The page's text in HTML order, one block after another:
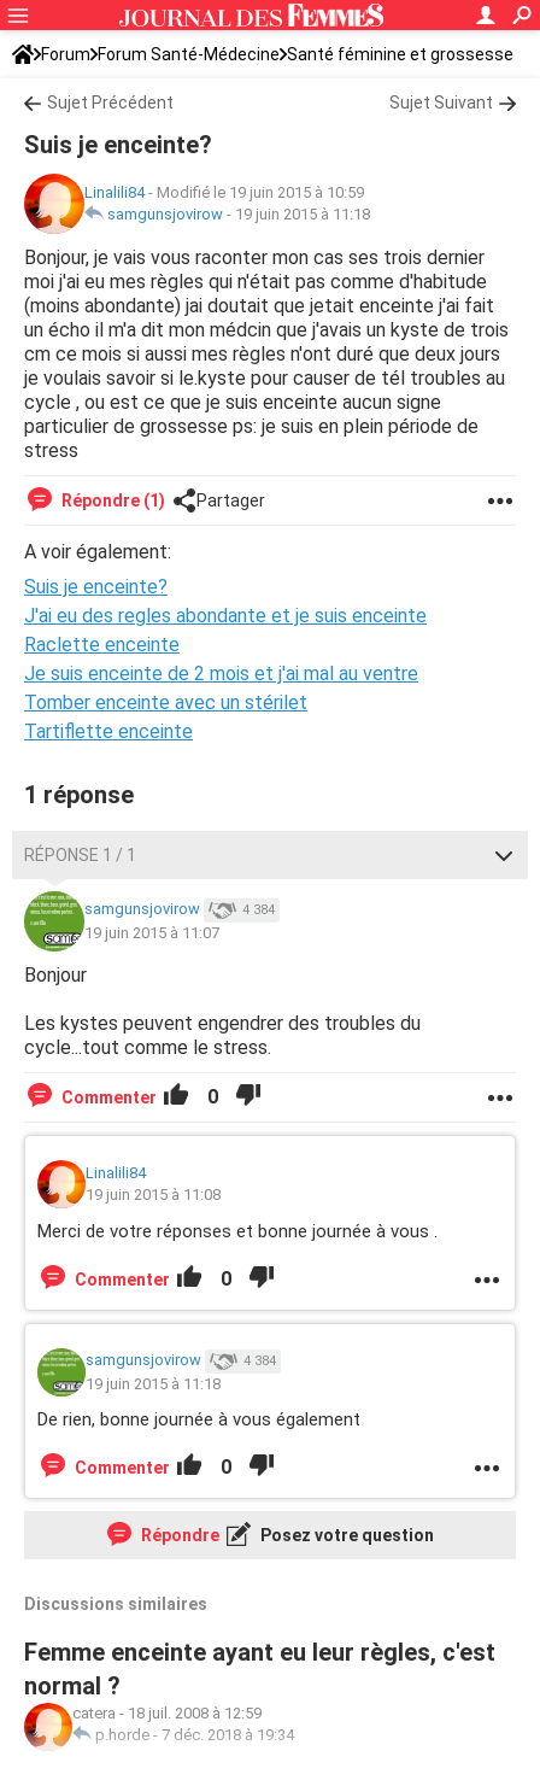
Forum Forum Santé-Médecine Santé féminine et grossesse
Sujet Précédent Sujet Suivant
Suis je enceinte?
Linalili84- Modifié le 19 juin 2015 à 10:59
samgunsjovirow - 19 juin 2015 à 11:18
Bonjour, je vais vous raconter mon cas ses trois dernier
moi j'ai eu mes règles qui n'était pas comme d'habitude
(moins abondante) jai doutait que jetait enceinte j'ai fait
un écho il m'a dit mon médcin que j'avais un kyste de trois
cm ce mois si aussi mes règles n'ont duré que deux jours
je voulais savoir si le.kyste pour causer de tél troubles au
cycle , ou est ce que je suis enceinte aucun signe
particulier de grossesse ps: je suis en plein période de
stress
Répondre (1) Partager
A voir également:
Suis je enceinte?
J'ai eu des regles abondante et je suis enceinte
Raclette enceinte
Je suis enceinte de 2 mois et j'ai mal au ventre
Tomber enceinte avec un stérilet
Tartiflette enceinte
1 réponse
RÉPONSE 1 / 1
samgunsjovirow 4 384
19 juin 2015 à 11:07
Bonjour
Les kystes peuvent engendrer des troubles du
cycle...tout comme le stress.
Commenter 0
Linalili84
19 juin 2015 à 11:08
Merci de votre réponses et bonne journée à vous .
Commenter 0
samgunsjovirow 4 384
19 juin 2015 à 11:18
De rien, bonne journée à vous également
Commenter 0
Répondre Posez votre question
Discussions similaires
Femme enceinte ayant eu leur règles, c'est
normal ?
catera - 18 juil. 2008 à 12:59
p.horde - 7 déc. 2018 à 19:34